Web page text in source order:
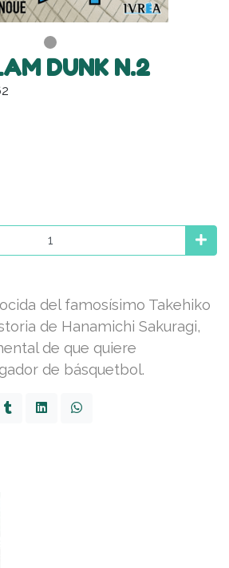
DUNK N.2
del famosísimo Takehiko
de Hanamichi Sakuragi,
de que quiere
de básquetbol.